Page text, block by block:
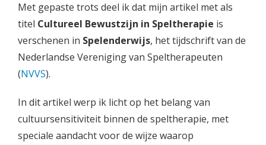
Met gepaste trots deel ik dat mijn artikel met als
titel Cultureel Bewustzijn in Speltherapie is
verschenen in Spelenderwijs, het tijdschrift van de
Nederlandse Vereniging van Speltherapeuten
(NVVS).
In dit artikel werp ik licht op het belang van
cultuursensitiviteit binnen de speltherapie, met
speciale aandacht voor de wijze waarop